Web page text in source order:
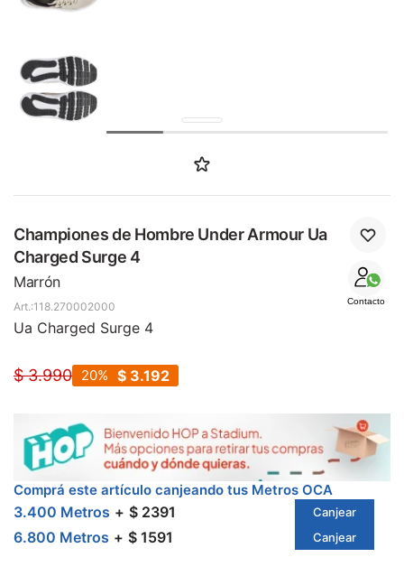
Championes de Hombre Under Armour Ua
Charged Surge 4
Marrón
Contacto
118.270002000
Ua Charged Surge 4
$ 3.990 $ 3.192
20
Comprá este artículo canjeando tus Metros OCA
3.400 Metros $ 2391 Canjear
6.800 Metros $ 1591 Canjear